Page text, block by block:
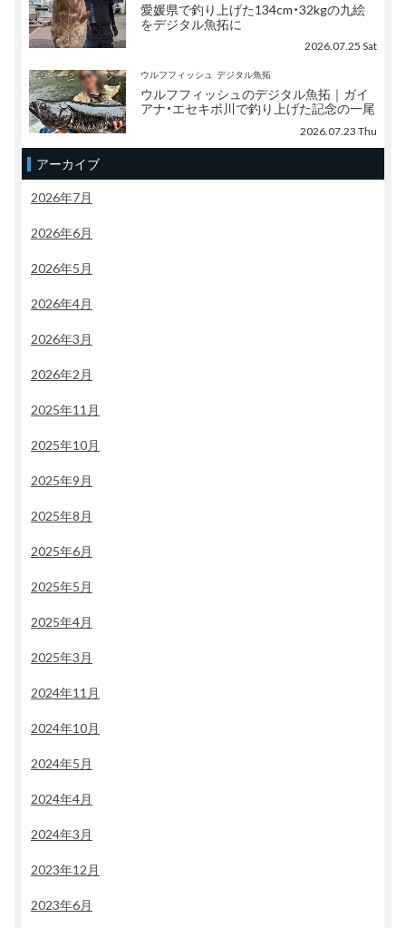
愛媛県で釣り上げた134cm・32kgの九絵
をデジタル魚拓に
2026.07.25 Sat
ウルフフィッシュ デジタル魚拓
ウルフフィッシュのデジタル魚拓｜ガイ
アナ・エセキボ川で釣り上げた記念の一尾
2026.07.23 Thu
アーカイブ
2026年7月
2026年6月
2026年5月
2026年4月
2026年3月
2026年2月
2025年11月
2025年10月
2025年9月
2025年8月
2025年6月
2025年5月
2025年4月
2025年3月
2024年11月
2024年10月
2024年5月
2024年4月
2024年3月
2023年12月
2023年6月